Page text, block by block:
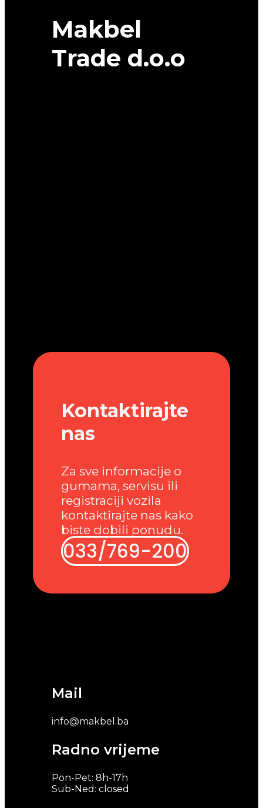
Makbel
Trade d.o.o
Mail
info@makbel.ba
Radno vrijeme
Pon-Pet: 8h-17h
Sub-Ned: closed
Kontaktirajte
nas
Za sve informacije o
gumama, servisu ili
registraciji vozila
kontaktirajte nas kako
biste dobili ponudu.
033/769-200